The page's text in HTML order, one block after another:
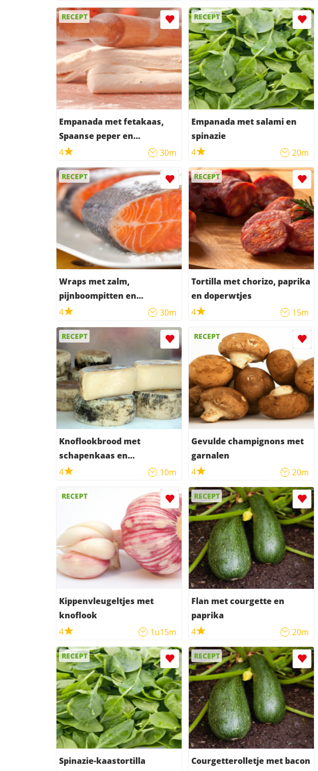
RECEPT
Empanada met fetakaas,
Spaanse peper en
zongedroogde tomaar
4 30m
RECEPT
Empanada met salami en
spinazie
4
20m
RECEPT
Wraps met zalm,
pijnboompitten en
komkommer
4 30m
RECEPT
Tortilla met chorizo, paprika
en doperwtjes
4
15m
RECEPT
Knoflookbrood met
schapenkaas en
serranoham
4 10m
RECEPT
Gevulde champignons met
garnalen
4
20m
RECEPT
Kippenvleugeltjes met
knoflook
4
1u15m
RECEPT
Flan met courgette en
paprika
4
20m
RECEPT
Spinazie-kaastortilla
RECEPT
Courgetterolletje met bacon